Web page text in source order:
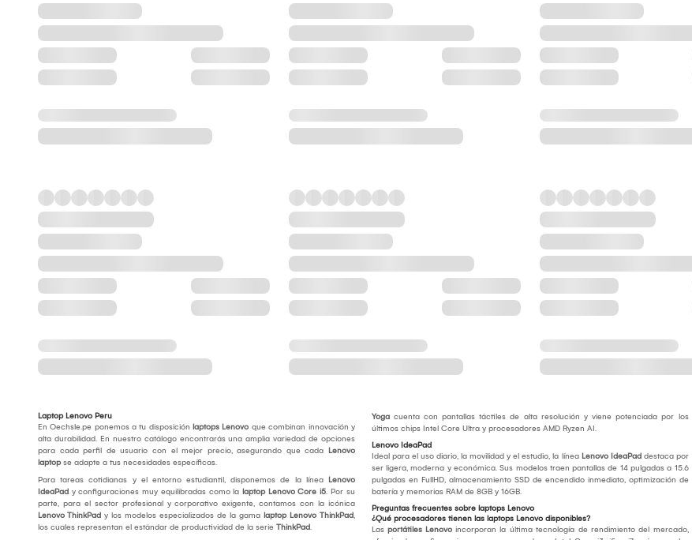
Laptop Lenovo Peru
En Oechsle.pe ponemos a tu disposición laptops Lenovo que combinan innovación y
alta durabilidad. En nuestro catálogo encontrarás una amplia variedad de opciones
para cada perfil de usuario con el mejor precio, asegurando que cada
Lenovo
laptopse adapte a tus necesidades específicas.
Para tareas cotidianas y el entorno estudiantil, disponemos de la línea
Lenovo
IdeaPad y configuraciones muy equilibradas como la laptop Lenovo Core i5. Por su
parte, para el sector profesional y corporativo exigente, contamos con la icónica
Lenovo ThinkPad y los modelos especializados de la gama laptop Lenovo ThinkPad,
los cuales representan el estándar de productividad de la serie ThinkPad.
Yogacuenta con pantallas táctiles de alta resolución y viene potenciada por los
últimos chips Intel Core Ultra y procesadores AMD Ryzen AI.
Lenovo IdeaPad
Ideal para el uso diario, la movilidad y el estudio, la línea Lenovo IdeaPad destaca por
ser ligera, moderna y económica. Sus modelos traen pantallas de 14 pulgadas a 15.6
pulgadas en FullHD, almacenamiento SSD de encendido inmediato, optimización de
batería y memorias RAM de 8GB y 16GB.
Preguntas frecuentes sobre laptops Lenovo
¿Qué procesadores tienen las laptops Lenovo disponibles?
Las portátiles Lenovoincorporan la última tecnología de rendimiento del mercado,